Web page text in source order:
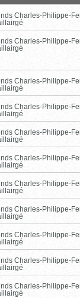
Charles-Philippe-
Charles-Philippe-
Charles-Philippe-
Charles-Philippe-
Charles-Philippe-
Charles-Philippe-
Charles-Philippe-
Charles-Philippe-
Charles-Philippe-
Charles-Philippe-
Charles-Philippe-